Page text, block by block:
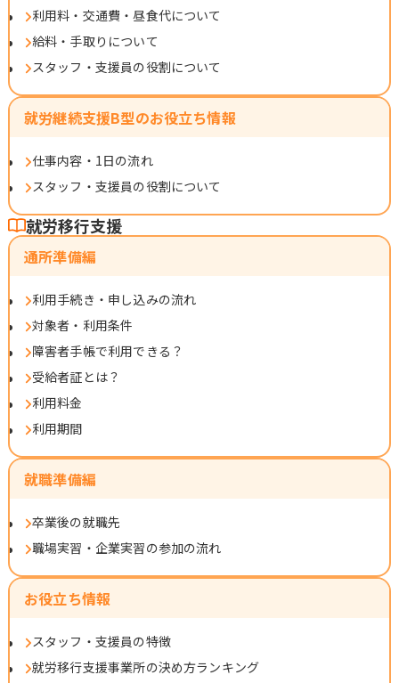
利用料・交通費・昼食代について
給料・手取りについて
スタッフ・支援員の役割について
就労継続支援B型のお役立ち情報
仕事内容・1日の流れ
スタッフ・支援員の役割について
就労移行支援
通所準備編
利用手続き・申し込みの流れ
対象者・利用条件
障害者手帳で利用できる？
受給者証とは？
利用料金
利用期間
就職準備編
卒業後の就職先
職場実習・企業実習の参加の流れ
お役立ち情報
スタッフ・支援員の特徴
就労移行支援事業所の決め方ランキング